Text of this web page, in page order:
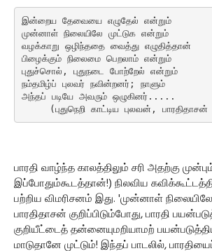
இன்றைய தேவையை எழுதேல் என்றும்
முன்னாள் நிலையிலே முட்டுக என்றும்
வழக்காறு ஒழிந்ததை வைத்து எழுதித்தான்
பிழைக்கும் நிலைமை பெறலாம் என்றும்
புதுச்சொல், புதுநடை போற்றேல் என்றும்
நம்தமிழ்ப் புலவர் நவின்றனர்; நாளும்
அந்தப் படியே அவரும் ஒழுகினர்.....
(புதுநெறி காட்டிய புலவன்,
பாரதி வாழ்ந்த காலத்திலும் சரி அதற்கு
இப்போதும்கூடத்தான்!) நிலவிய
பற்றிய விமரிசனம் இது. 'முன்னாள்
பாரதிதாசன் குறிப்பிடும்போது, பாரதி
குறியீட்டைத் தன்னையுமறியாமற்
மாடுதானே முட்டும்! இந்தப் பாடலில்,